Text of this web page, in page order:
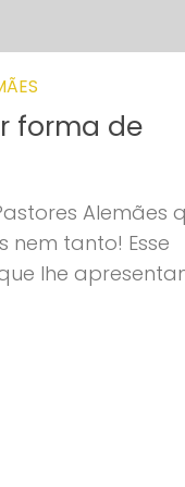
forma de
Alemães
nem tanto! Esse
lhe